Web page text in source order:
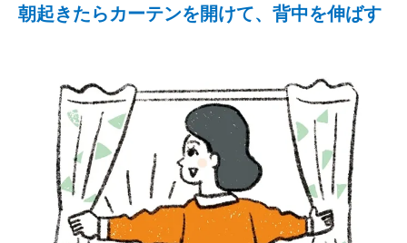
朝起きたらカーテンを開けて、背中を伸ばす